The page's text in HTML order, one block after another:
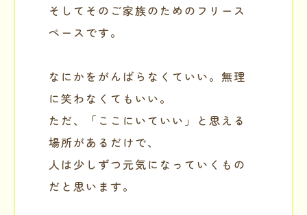
そしてそのご家族のためのフリース
ペースです。
なにかをがんばらなくていい。無理
に笑わなくてもいい。
ただ、「ここにいていい」と思える
場所があるだけで、
人は少しずつ元気になっていくもの
だと思います。